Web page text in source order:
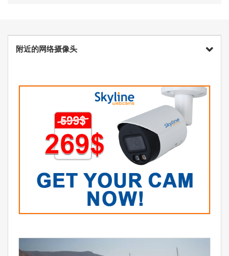
附近的网络摄像头